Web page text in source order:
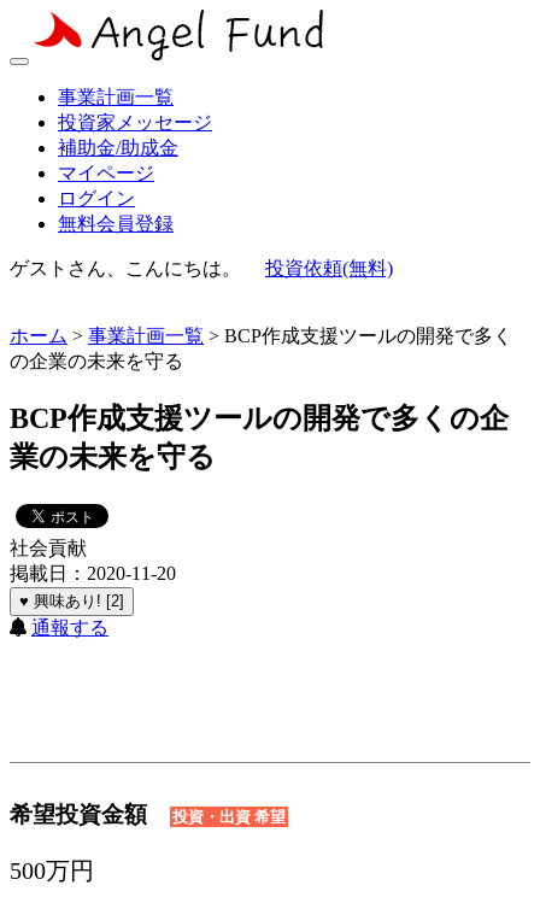
事業計画一覧
投資家メッセージ
補助金/助成金
マイページ
ログイン
無料会員登録
ゲストさん、こんにちは。 投資依頼(無料)
ホーム > 事業計画一覧 > BCP作成支援ツールの開発で多く
の企業の未来を守る
BCP作成支援ツールの開発で多くの企
業の未来を守る
社会貢献
掲載日：2020-11-20
♥ 興味あり! [2]
通報する
希望投資金額 投資・出資 希望
500万円